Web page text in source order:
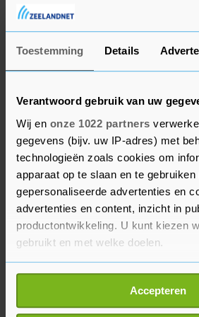
Toestemming Details
Verantwoord gebruik van uw
Wij en onze 1022 partners
gegevens (bijv. uw IP-adres) met
technologieën zoals cookies om
apparaat op te slaan en te
gepersonaliseerde advertenties en
advertenties en content, inzicht in
productontwikkeling. U kunt kiezen
gebruikt en met welke doelen.
Als u het toestaat, willen we ook
Informatie verzamelen over
locatie, die tot een paar meter
Accepteren
stonden om op Ticketmaster te
duurde het vaak nog eens
gedeelte van de site kwamen
daadwerkelijk een kaartje
De gelukkigen die dan eindelijk
konden kopen, werden of uit het
omdat ze zonder reden voor
aangezien of kregen te maken
kaartjes die honderden ponden
Dat heeft te maken met het
prijsbeleid van Ticketmaster.
rond de kaartverkoop heeft de
aangekondigd onderzoek te
van zaken. Minister van
noemde het "deprimerend" dat